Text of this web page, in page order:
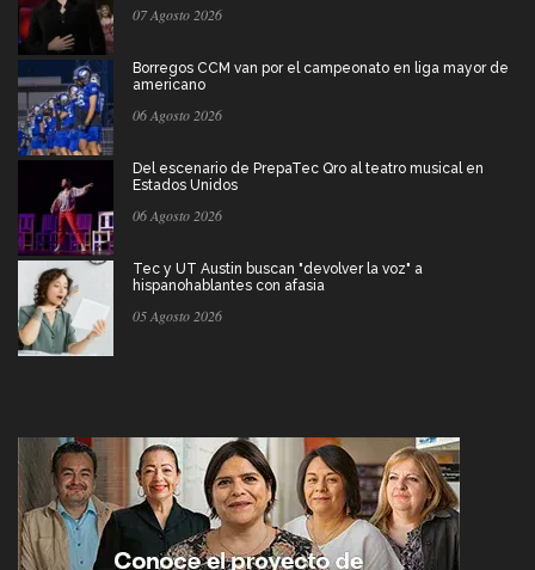
07 Agosto 2026
Borregos CCM van por el campeonato en liga mayor de
americano
06 Agosto 2026
Del escenario de PrepaTec Qro al teatro musical en
Estados Unidos
06 Agosto 2026
Tec y UT Austin buscan "devolver la voz" a
hispanohablantes con afasia
05 Agosto 2026